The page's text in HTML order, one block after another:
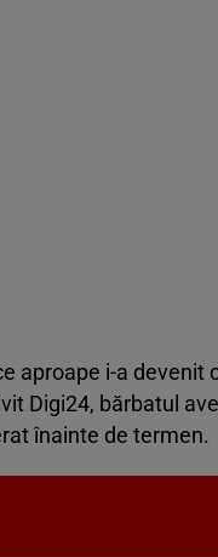
aproape i-a
Digi24, bărbatul
înainte de termen.